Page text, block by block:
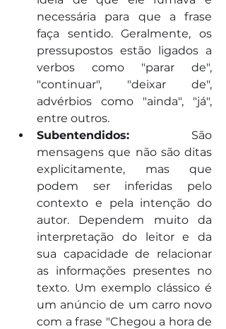
necessária para que a frase
faça sentido. Geralmente, os
pressupostos estão ligados a
verbos como "parar de",
"continuar", "deixar de",
advérbios como "ainda", "já",
entre outros.
Subentendidos: São
mensagens que não são ditas
explicitamente, mas que
podem ser inferidas pelo
contexto e pela intenção do
autor. Dependem muito da
interpretação do leitor e da
sua capacidade de relacionar
as informações presentes no
texto. Um exemplo clássico é
um anúncio de um carro novo
com a frase "Chegou a hora de